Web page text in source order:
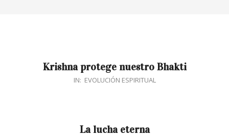
Krishna protege nuestro Bhakti
IN: EVOLUCIÓN ESPIRITUAL
La lucha eterna